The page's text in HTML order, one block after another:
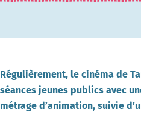
Régulièrement, le cinéma de
séances jeunes publics avec
métrage d’animation, suivie